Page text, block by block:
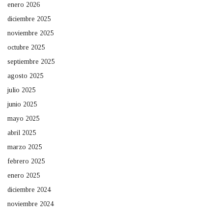
enero 2026
diciembre 2025
noviembre 2025
octubre 2025
septiembre 2025
agosto 2025
julio 2025
junio 2025
mayo 2025
abril 2025
marzo 2025
febrero 2025
enero 2025
diciembre 2024
noviembre 2024